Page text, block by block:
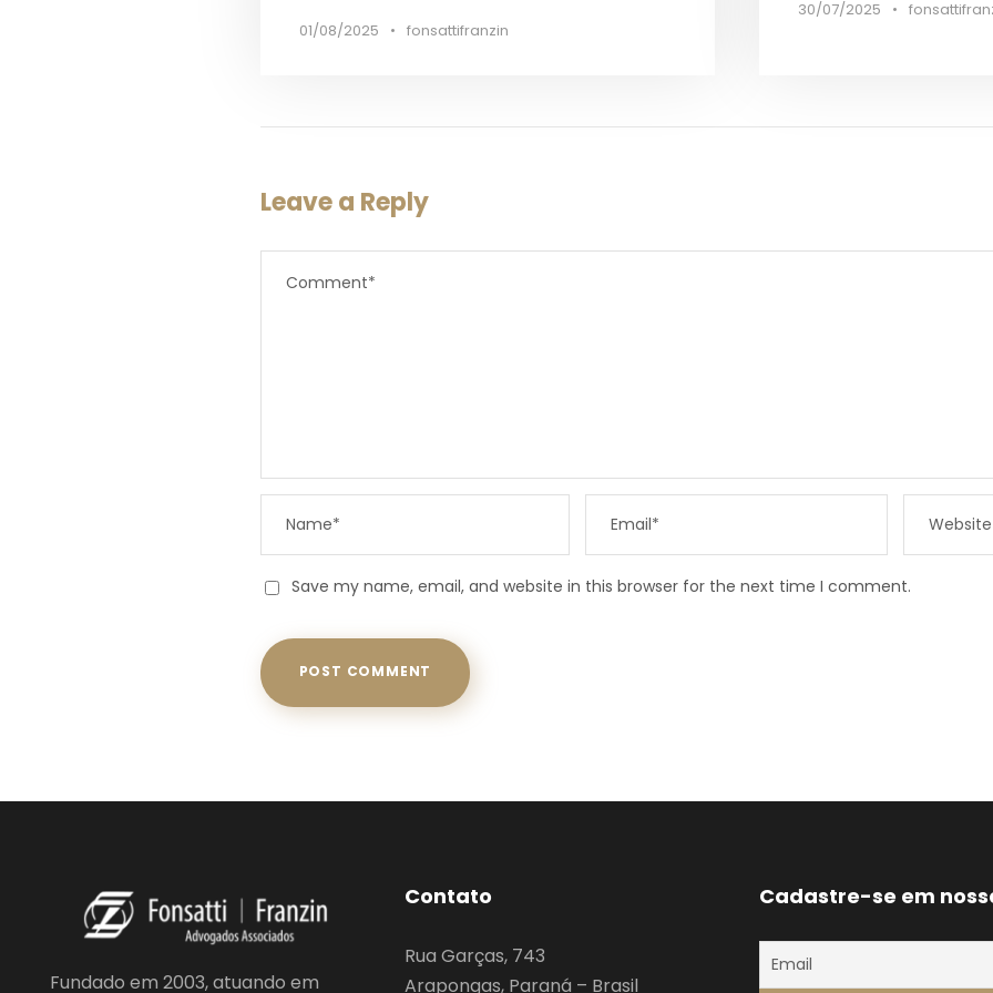
01/08/2025 • fonsattifranzin
30/07/2025 •
Leave a Reply
Save my name, email, and website in this browser for the next time I comment.
Fundado em 2003, atuando em
Contato
Rua Garças, 743
Arapongas, Paraná – Brasil
Cadastre-se em